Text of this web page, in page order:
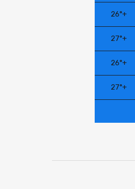
+
26°
+
27°
+
26°
+
27°